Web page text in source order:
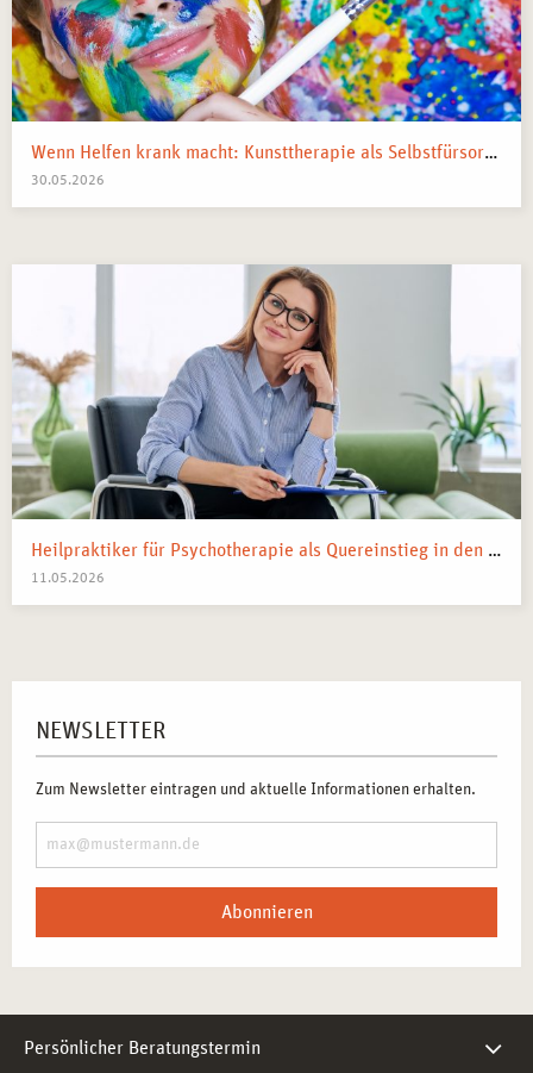
Wenn Helfen krank macht: Kunsttherapie als Selbstfürsorge in pflegenden und beratenden Berufen
30.05.2026
Heilpraktiker für Psychotherapie als Quereinstieg in den Heilberuf
11.05.2026
NEWSLETTER
Zum Newsletter eintragen und aktuelle Informationen erhalten.
Abonnieren
Persönlicher Beratungstermin